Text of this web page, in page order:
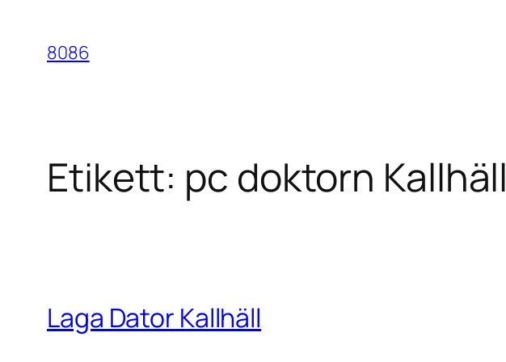
innehåll
8086
Etikett: pc doktorn Kallhäll
Laga Dator Kallhäll